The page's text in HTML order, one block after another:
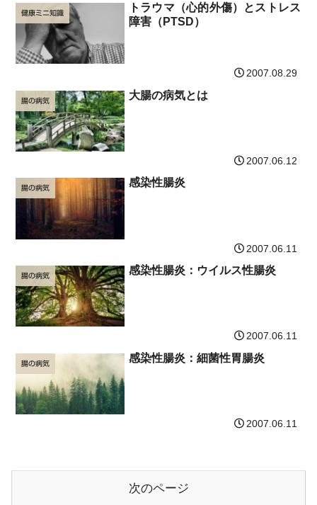
健康ミニ知識
トラウマ（心的外傷）とストレス
障害（PTSD）
2007.08.29
腸の病気 大腸の病気とは
2007.06.12
腸の病気 感染性腸炎
2007.06.11
腸の病気 感染性腸炎：ウイルス性腸炎
2007.06.11
腸の病気 感染性腸炎：細菌性胃腸炎
2007.06.11
次のページ